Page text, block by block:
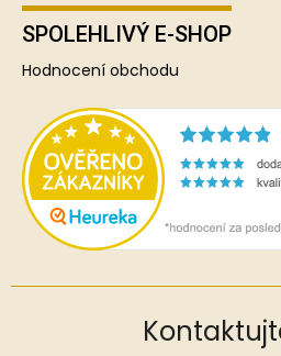
SPOLEHLIVÝ E-SHOP
Hodnocení obchodu